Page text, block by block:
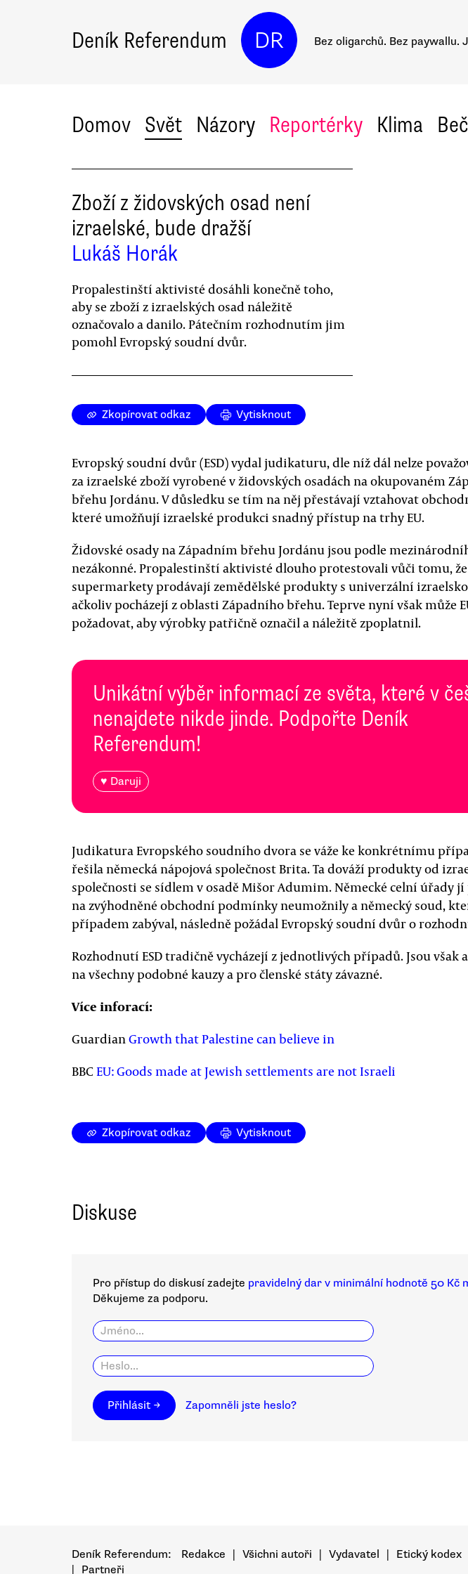
Deník Referendum DR Bez oligarchů. Bez paywallu.
Domov Svět Názory Reportérky Klima
Zboží z židovských osad není
izraelské, bude dražší
Lukáš Horák
Propalestinští aktivisté dosáhli konečně toho,
aby se zboží z izraelských osad náležitě
označovalo a danilo. Pátečním rozhodnutím jim
pomohl Evropský soudní dvůr.
Zkopírovat odkaz Vytisknout
Evropský soudní dvůr (ESD) vydal judikaturu, dle níž dál nelze
za izraelské zboží vyrobené v židovských osadách na okupovaném
břehu Jordánu. V důsledku se tím na něj přestávají vztahovat
které umožňují izraelské produkci snadný přístup na trhy EU.
Židovské osady na Západním břehu Jordánu jsou podle
nezákonné. Propalestinští aktivisté dlouho protestovali vůči tomu,
supermarkety prodávají zemědělské produkty s univerzální
ačkoliv pocházejí z oblasti Západního břehu. Teprve nyní však může
požadovat, aby výrobky patřičně označil a náležitě zpoplatnil.
Unikátní výběr informací ze světa, které v
nenajdete nikde jinde. Podpořte Deník
Referendum!
♥ Daruji
Judikatura Evropského soudního dvora se váže ke konkrétnímu
řešila německá nápojová společnost Brita. Ta dováží produkty od
společnosti se sídlem v osadě Mišor Adumim. Německé celní úřady
na zvýhodněné obchodní podmínky neumožnily a německý soud,
případem zabýval, následně požádal Evropský soudní dvůr o
Rozhodnutí ESD tradičně vycházejí z jednotlivých případů. Jsou však
na všechny podobné kauzy a pro členské státy závazné.
Více inforací:
GuardianGrowth that Palestine can believe in
BBC EU: Goods made at Jewish settlements are not Israeli
Zkopírovat odkaz Vytisknout
Diskuse
Pro přístup do diskusí zadejte pravidelný dar v minimální hodnotě 50 Kč
Děkujeme za podporu.
Přihlásit → Zapomněli jste heslo?
Deník Referendum: Redakce Všichni autoři Vydavatel Etický kodex
Partneři